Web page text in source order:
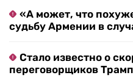
«А может, что
судьбу Армении в
Стало известно о
переговорщиков